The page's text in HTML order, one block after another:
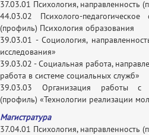
37.03.01 Психология, направленность
44.03.02 Психолого-педагогическое
(профиль) Психология образования
39.03.01 - Социология,
исследования»
39.03.02 - Социальная работа,
работа в системе социальных служб»
39.03.03 Организация работы с
(профиль) «Технологии реализации
Магистратура
37.04.01 Психология, направленность